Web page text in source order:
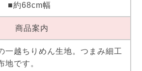
■約68cm幅
商品案内
一越ちりめん生地。つまみ細工
地です。